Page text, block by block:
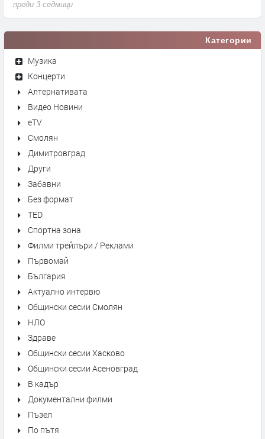
преди 3 седмици
Категории
Музика
Концерти
Алтернативата
Видео Новини
eTV
Смолян
Димитровград
Други
Забавни
Без формат
TED
Спортна зона
Филми трейлъри / Реклами
Първомай
България
Актуално интервю
Общински сесии Смолян
НЛО
Здраве
Общински сесии Хасково
Общински сесии Асеновград
В кадър
Документални филми
Пъзел
По пътя